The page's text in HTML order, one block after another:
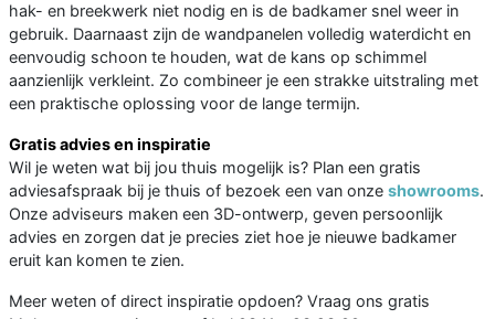
hak- en breekwerk niet nodig en is de badkamer snel weer in
gebruik. Daarnaast zijn de wandpanelen volledig waterdicht en
eenvoudig schoon te houden, wat de kans op schimmel
aanzienlijk verkleint. Zo combineer je een strakke uitstraling met
een praktische oplossing voor de lange termijn.
Gratis advies en inspiratie
Wil je weten wat bij jou thuis mogelijk is? Plan een gratis
adviesafspraak bij je thuis of bezoek een van onze showrooms.
Onze adviseurs maken een 3D-ontwerp, geven persoonlijk
advies en zorgen dat je precies ziet hoe je nieuwe badkamer
eruit kan komen te zien.
Meer weten of direct inspiratie opdoen? Vraag ons gratis